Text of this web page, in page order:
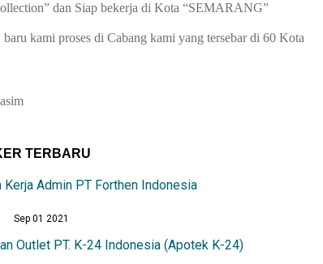
dan Siap bekerja di Kota “SEMARANG”
kami proses di Cabang kami yang tersebar di 60 Kota
TERBARU
Admin PT Forthen Indonesia
Sep 01 2021
Outlet PT. K-24 Indonesia (Apotek K-24)